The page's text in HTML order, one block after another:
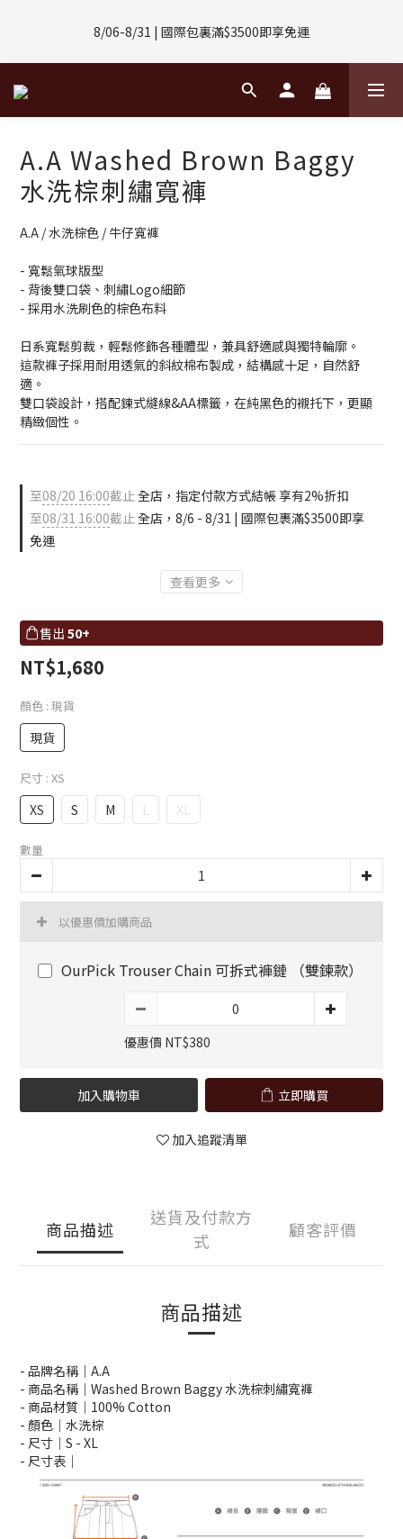
(數量有限售完不補)
8/06-8/31 | 國際包裏滿$3500即享免運
8/08-8/10 | 全館任選3件 贈 $188購物金
8/01-8/31 | 任選2件CUBOX正價商品 贈【威靈頓 / 波士頓墨鏡】
(數量有限售完不補)
A.A Washed Brown Baggy
水洗棕刺繡寬褲
A.A / 水洗棕色 / 牛仔寬褲
- 寬鬆氣球版型
- 背後雙口袋、刺繡Logo細節
- 採用水洗刷色的棕色布料
日系寬鬆剪裁，輕鬆修飾各種體型，兼具舒適感與獨特輪廓。
這款褲子採用耐用透氣的斜紋棉布製成，結構感十足，自然舒
適。
雙口袋設計，搭配鍊式縫線&AA標籤，在純黑色的襯托下，更顯
精緻個性。
至08/20 16:00截止全店，指定付款方式結帳 享有2%折扣
至08/31 16:00截止全店，8/6 - 8/31 | 國際包裹滿$3500即享
免運
查看更多
售出 50+
NT$1,680
顏色 : 現貨
現貨
尺寸 : XS
XS S M L XL
數量
以優惠價加購商品
OurPick Trouser Chain 可拆式褲鏈 （雙鍊款）
優惠價 NT$380
加入購物車 立即購買
加入追蹤清單
商品描述
送貨及付款方
式
顧客評價
商品描述
- 品牌名稱｜A.A
- 商品名稱｜Washed Brown Baggy 水洗棕刺繡寬褲
- 商品材質｜100% Cotton
- 顏色｜水洗棕
- 尺寸｜S - XL
- 尺寸表｜